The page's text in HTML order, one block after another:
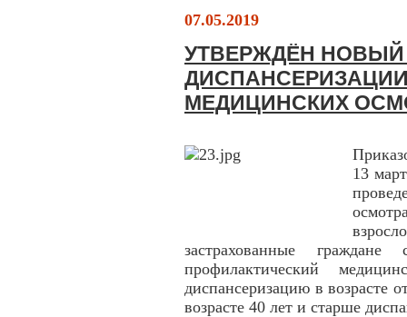
07.05.2019
УТВЕРЖДЁН
МЕДИЦИНСКИХ
П
13
застрахованные
профилактический
диспансеризацию в возрасте
возрасте 40 лет и старше